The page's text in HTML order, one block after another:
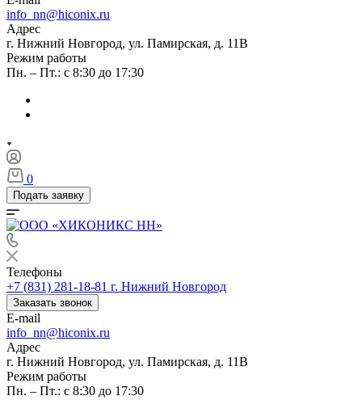
info_nn@hiconix.ru
Адрес
г. Нижний Новгород, ул. Памирская, д. 11В
Режим работы
Пн. – Пт.: с 8:30 до 17:30
0
Подать заявку
Телефоны
+7 (831) 281-18-81 г. Нижний Новгород
Заказать звонок
E-mail
info_nn@hiconix.ru
Адрес
г. Нижний Новгород, ул. Памирская, д. 11В
Режим работы
Пн. – Пт.: с 8:30 до 17:30